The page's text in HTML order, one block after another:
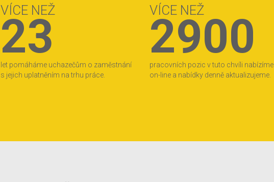
VÍCE NEŽ
23
let pomáháme uchazečům o zaměstnání
s jejich uplatněním na trhu práce.
VÍCE NEŽ
2900
pracovních pozic v tuto chvíli nabízíme
on-line a nabídky denně aktualizujeme.